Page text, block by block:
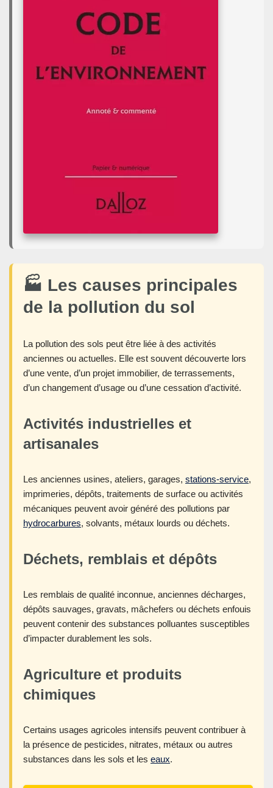
🏭 Les causes principales
de la pollution du sol
La pollution des sols peut être liée à des activités
anciennes ou actuelles. Elle est souvent découverte lors
d’une vente, d’un projet immobilier, de terrassements,
d’un changement d’usage ou d’une cessation d’activité.
Activités industrielles et
artisanales
Les anciennes usines, ateliers, garages, stations-service,
imprimeries, dépôts, traitements de surface ou activités
mécaniques peuvent avoir généré des pollutions par
hydrocarbures, solvants, métaux lourds ou déchets.
Déchets, remblais et dépôts
Les remblais de qualité inconnue, anciennes décharges,
dépôts sauvages, gravats, mâchefers ou déchets enfouis
peuvent contenir des substances polluantes susceptibles
d’impacter durablement les sols.
Agriculture et produits
chimiques
Certains usages agricoles intensifs peuvent contribuer à
la présence de pesticides, nitrates, métaux ou autres
substances dans les sols et les eaux.